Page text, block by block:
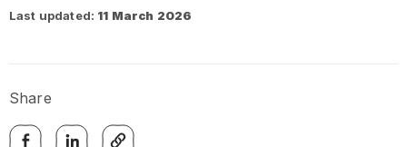
Last updated: 11 March 2026
Share